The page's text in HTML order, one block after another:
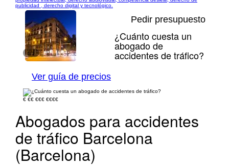
publicidad , derecho digital y tecnológico.
1/1
Pedir presupuesto
¿Cuánto cuesta un
abogado de
accidentes de tráfico?
Ver guía de precios
€ €€ €€€ €€€€
Abogados para accidentes
de tráfico Barcelona
(Barcelona)